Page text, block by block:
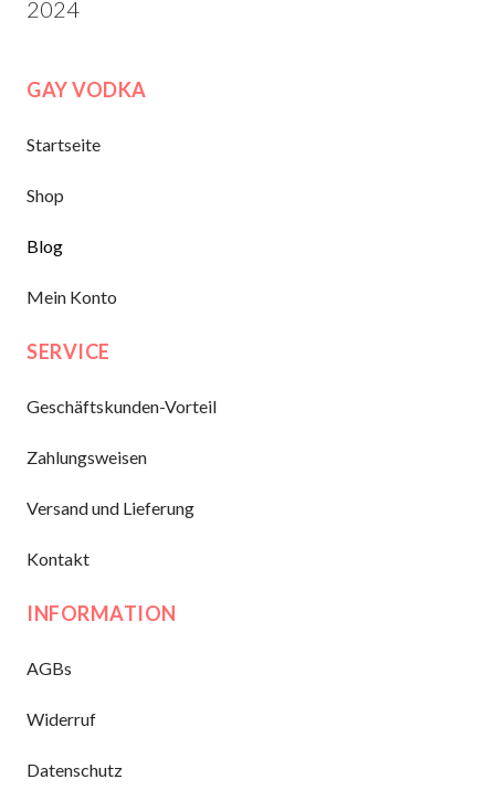
2024
GAY VODKA
Startseite
Shop
Blog
Mein Konto
SERVICE
Geschäftskunden-Vorteil
Zahlungsweisen
Versand und Lieferung
Kontakt
INFORMATION
AGBs
Widerruf
Datenschutz